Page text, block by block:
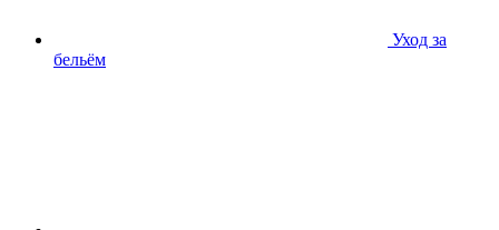
Уход за
бельём